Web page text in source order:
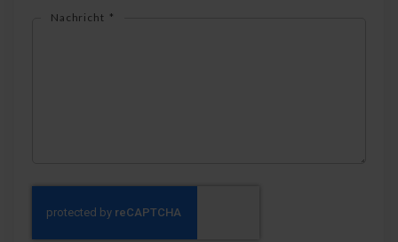
Nachricht